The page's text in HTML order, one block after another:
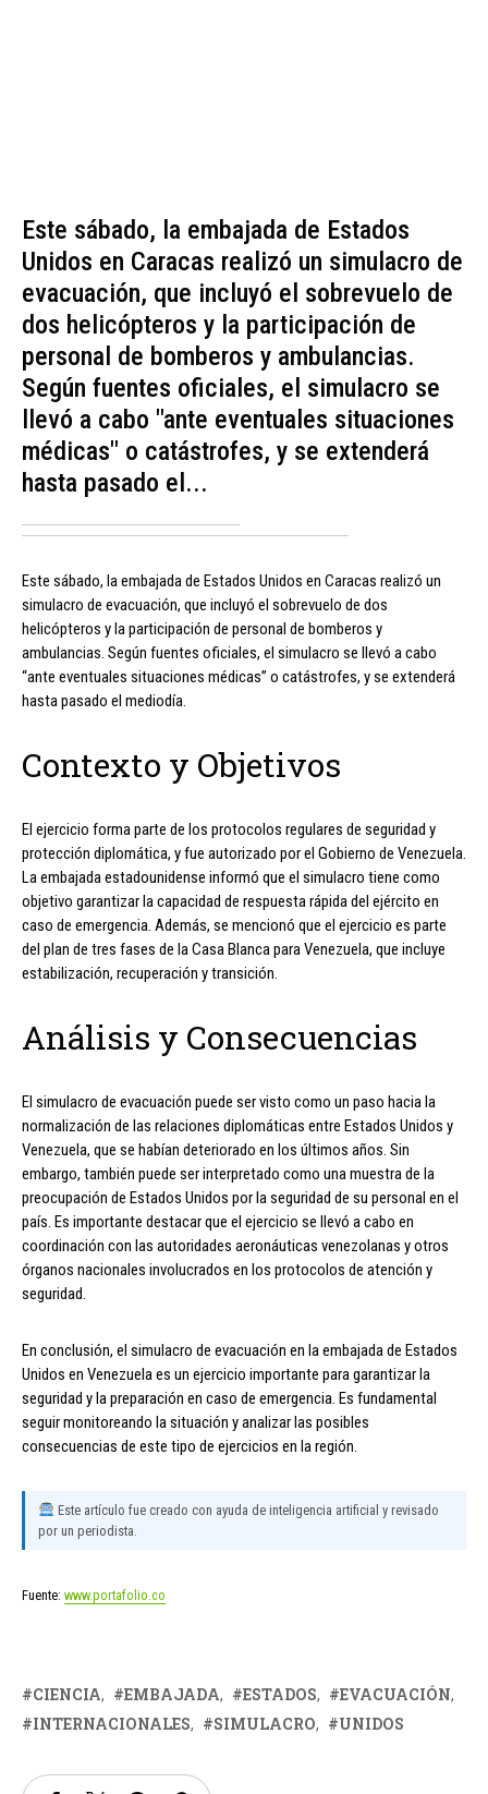
Este sábado, la embajada de Estados
Unidos en Caracas realizó un simulacro de
evacuación, que incluyó el sobrevuelo de
dos helicópteros y la participación de
personal de bomberos y ambulancias.
Según fuentes oficiales, el simulacro se
llevó a cabo "ante eventuales situaciones
médicas" o catástrofes, y se extenderá
hasta pasado el...
Este sábado, la embajada de Estados Unidos en Caracas realizó un
simulacro de evacuación, que incluyó el sobrevuelo de dos
helicópteros y la participación de personal de bomberos y
ambulancias. Según fuentes oficiales, el simulacro se llevó a cabo
“ante eventuales situaciones médicas” o catástrofes, y se extenderá
hasta pasado el mediodía.
Contexto y Objetivos
El ejercicio forma parte de los protocolos regulares de seguridad y
protección diplomática, y fue autorizado por el Gobierno de Venezuela.
La embajada estadounidense informó que el simulacro tiene como
objetivo garantizar la capacidad de respuesta rápida del ejército en
caso de emergencia. Además, se mencionó que el ejercicio es parte
del plan de tres fases de la Casa Blanca para Venezuela, que incluye
estabilización, recuperación y transición.
Análisis y Consecuencias
El simulacro de evacuación puede ser visto como un paso hacia la
normalización de las relaciones diplomáticas entre Estados Unidos y
Venezuela, que se habían deteriorado en los últimos años. Sin
embargo, también puede ser interpretado como una muestra de la
preocupación de Estados Unidos por la seguridad de su personal en el
país. Es importante destacar que el ejercicio se llevó a cabo en
coordinación con las autoridades aeronáuticas venezolanas y otros
órganos nacionales involucrados en los protocolos de atención y
seguridad.
En conclusión, el simulacro de evacuación en la embajada de Estados
Unidos en Venezuela es un ejercicio importante para garantizar la
seguridad y la preparación en caso de emergencia. Es fundamental
seguir monitoreando la situación y analizar las posibles
consecuencias de este tipo de ejercicios en la región.
Este artículo fue creado con ayuda de inteligencia artificial y revisado
por un periodista.
Fuente: www.portafolio.co
CIENCIA EMBAJADA ESTADOS
EVACUACIÓN
INTERNACIONALES
SIMULACRO UNIDOS